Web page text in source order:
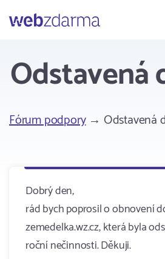
Webzdarma
Odstavená
Fórum podpory→ Odstavená
Dobrý den,
rád bych poprosil o obnovení
zemedelka.wz.cz, která byla
roční nečinnosti. Děkuji.